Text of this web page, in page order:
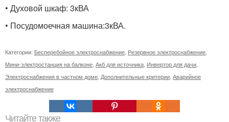
• Духовой шкаф: 3кВА
• Посудомоечная машина:3кВА.
Категории: Бесперебойное электроснабжение Резервное электроснабжение
Мини-электростанция на балконе Акб для источника Инвертор для дачи
Электроснабжения в частном доме Дополнительные критерии Аварийное
электроснабжение
Читайте также